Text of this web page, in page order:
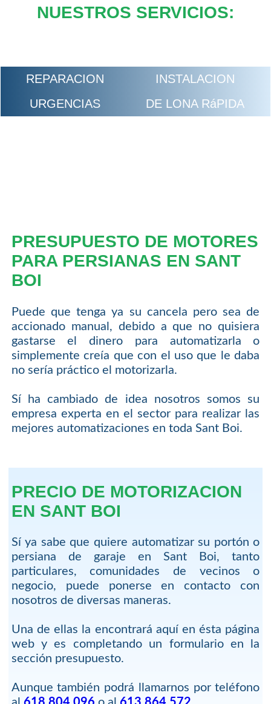
NUESTROS SERVICIOS:
REPARACION
INSTALACION
URGENCIAS
DE LONA RáPIDA
PRESUPUESTO DE MOTORES
PARA PERSIANAS EN SANT
BOI
Puede que tenga ya su cancela pero sea de
accionado manual, debido a que no quisiera
gastarse el dinero para automatizarla o
simplemente creía que con el uso que le daba
no sería práctico el motorizarla.
Sí ha cambiado de idea nosotros somos su
empresa experta en el sector para realizar las
mejores automatizaciones en toda Sant Boi.
PRECIO DE MOTORIZACION
EN SANT BOI
Sí ya sabe que quiere automatizar su portón o
persiana de garaje en Sant Boi, tanto
particulares, comunidades de vecinos o
negocio, puede ponerse en contacto con
nosotros de diversas maneras.
Una de ellas la encontrará aquí en ésta página
web y es completando un formulario en la
sección presupuesto.
Aunque también podrá llamarnos por teléfono